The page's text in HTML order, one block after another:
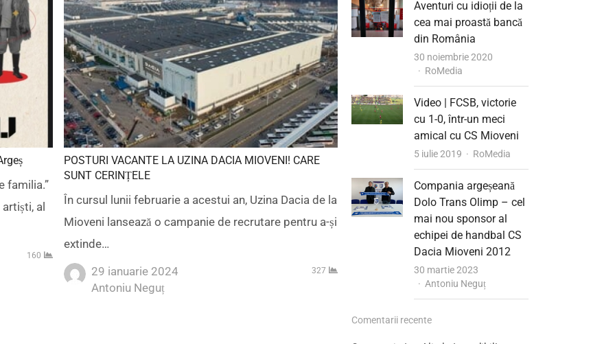
familia.”
al
160
POSTURI VACANTE LA UZINA DACIA MIOVENI! CARE
SUNT CERINȚELE
În cursul lunii februarie a acestui an, Uzina Dacia de la
Mioveni lansează o campanie de recrutare pentru a-și
extinde…
29 ianuarie 2024
Author
Antoniu Neguț
327
Aventuri cu idioții de la
cea mai proastă bancă
din România
30 noiembrie 2020
Author
RoMedia
Video | FCSB, victorie
cu 1-0, într-un meci
amical cu CS Mioveni
5 iulie 2019 Author
RoMedia
Compania argeșeană
Dolo Trans Olimp – cel
mai nou sponsor al
echipei de handbal CS
Dacia Mioveni 2012
30 martie 2023
Author
Antoniu Neguț
Comentarii recente